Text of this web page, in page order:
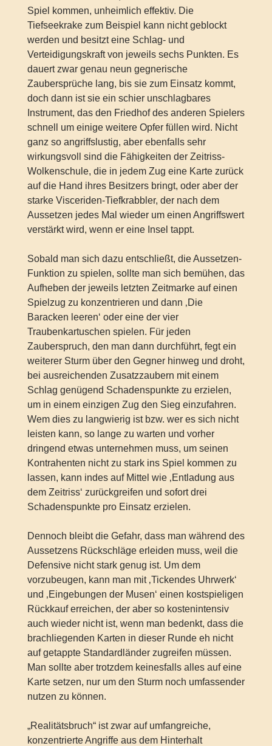
Spiel kommen, unheimlich effektiv. Die
Tiefseekrake zum Beispiel kann nicht geblockt
werden und besitzt eine Schlag- und
Verteidigungskraft von jeweils sechs Punkten. Es
dauert zwar genau neun gegnerische
Zaubersprüche lang, bis sie zum Einsatz kommt,
doch dann ist sie ein schier unschlagbares
Instrument, das den Friedhof des anderen Spielers
schnell um einige weitere Opfer füllen wird. Nicht
ganz so angriffslustig, aber ebenfalls sehr
wirkungsvoll sind die Fähigkeiten der Zeitriss-
Wolkenschule, die in jedem Zug eine Karte zurück
auf die Hand ihres Besitzers bringt, oder aber der
starke Visceriden-Tiefkrabbler, der nach dem
Aussetzen jedes Mal wieder um einen Angriffswert
verstärkt wird, wenn er eine Insel tappt.
Sobald man sich dazu entschließt, die Aussetzen-
Funktion zu spielen, sollte man sich bemühen, das
Aufheben der jeweils letzten Zeitmarke auf einen
Spielzug zu konzentrieren und dann ‚Die
Baracken leeren‘ oder eine der vier
Traubenkartuschen spielen. Für jeden
Zauberspruch, den man dann durchführt, fegt ein
weiterer Sturm über den Gegner hinweg und droht,
bei ausreichenden Zusatzzaubern mit einem
Schlag genügend Schadenspunkte zu erzielen,
um in einem einzigen Zug den Sieg einzufahren.
Wem dies zu langwierig ist bzw. wer es sich nicht
leisten kann, so lange zu warten und vorher
dringend etwas unternehmen muss, um seinen
Kontrahenten nicht zu stark ins Spiel kommen zu
lassen, kann indes auf Mittel wie ‚Entladung aus
dem Zeitriss‘ zurückgreifen und sofort drei
Schadenspunkte pro Einsatz erzielen.
Dennoch bleibt die Gefahr, dass man während des
Aussetzens Rückschläge erleiden muss, weil die
Defensive nicht stark genug ist. Um dem
vorzubeugen, kann man mit ‚Tickendes Uhrwerk‘
und ‚Eingebungen der Musen‘ einen kostspieligen
Rückkauf erreichen, der aber so kostenintensiv
auch wieder nicht ist, wenn man bedenkt, dass die
brachliegenden Karten in dieser Runde eh nicht
auf getappte Standardländer zugreifen müssen.
Man sollte aber trotzdem keinesfalls alles auf eine
Karte setzen, nur um den Sturm noch umfassender
nutzen zu können.
„Realitätsbruch“ ist zwar auf umfangreiche,
konzentrierte Angriffe aus dem Hinterhalt